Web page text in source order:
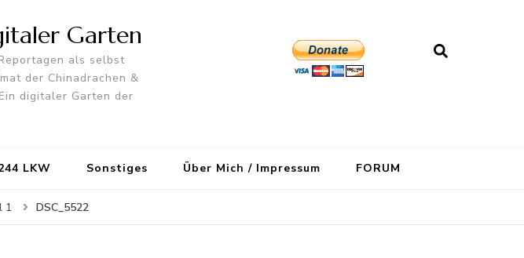
Garten
als selbst
der Chinadrachen &
digitaler Garten der
LKW Sonstiges Über Mich / Impressum FORUM
1 DSC_5522